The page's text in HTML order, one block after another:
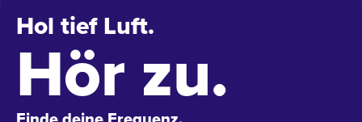
Hol tief Luft.
Hör zu.